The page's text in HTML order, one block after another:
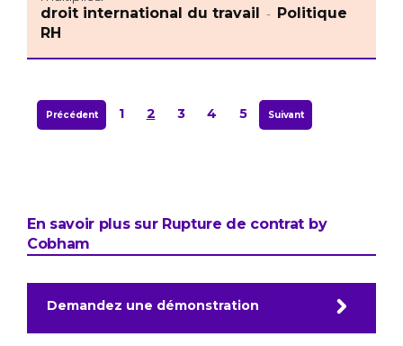
droit international du travail -
Politique
RH
Précédent 1 2 3 4 5 Suivant
En savoir plus sur Rupture de contrat by
Cobham
Demandez une démonstration